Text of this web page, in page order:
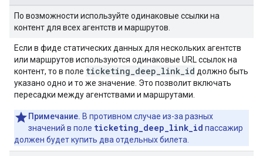
По возможности используйте одинаковые ссылки на
контент для всех агентств и маршрутов.
Если в фиде статических данных для нескольких агентств
или маршрутов используются одинаковые URL ссылок на
контент, то в поле ticketing_deep_link_id должно быть
указано одно и то же значение. Это позволит включать
пересадки между агентствами и маршрутами.
Примечание. В противном случае из-за разных
значений в поле ticketing_deep_link_id пассажир
должен будет купить два отдельных билета.